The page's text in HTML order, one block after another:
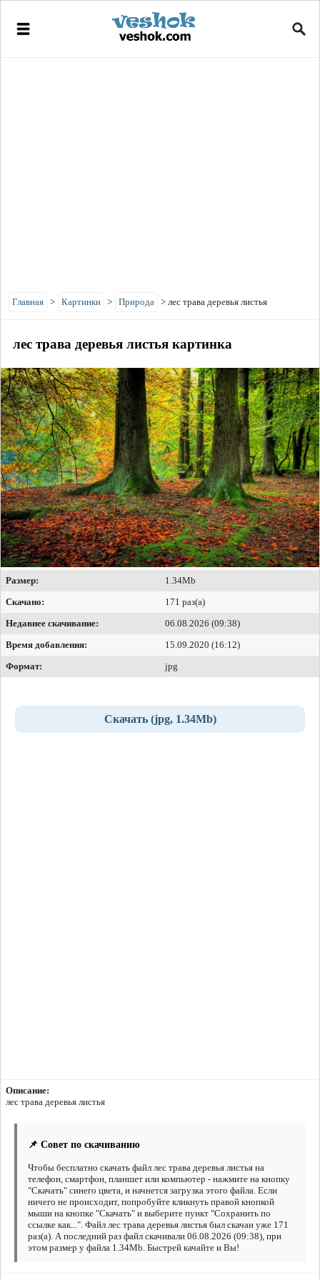
Главная > Картинки > Природа > лес трава деревья листья
лес трава деревья листья картинка
Размер:
1.34Mb
Скачано:
171 раз(а)
Недавнее скачивание:
06.08.2026 (09:38)
Время добавления:
15.09.2020 (16:12)
Формат:
jpg
Скачать (jpg, 1.34Mb)
Описание:
лес трава деревья листья
📌 Совет по скачиванию
Чтобы бесплатно скачать файл лес трава деревья листья на
телефон, смартфон, планшет или компьютер - нажмите на кнопку
"Скачать" синего цвета, и начнется загрузка этого файла. Если
ничего не происходит, попробуйте кликнуть правой кнопкой
мыши на кнопке "Скачать" и выберите пункт "Сохранить по
ссылке как...". Файл лес трава деревья листья был скачан уже 171
раз(а). А последний раз файл скачивали 06.08.2026 (09:38), при
этом размер у файла 1.34Mb. Быстрей качайте и Вы!